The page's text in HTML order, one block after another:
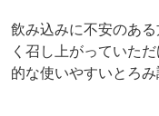
飲み込みに不安のあ
く召し上がっていた
的な使いやすいとろみ